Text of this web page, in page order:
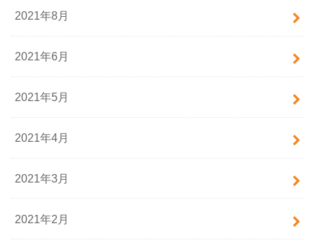
2021年8月
2021年6月
2021年5月
2021年4月
2021年3月
2021年2月